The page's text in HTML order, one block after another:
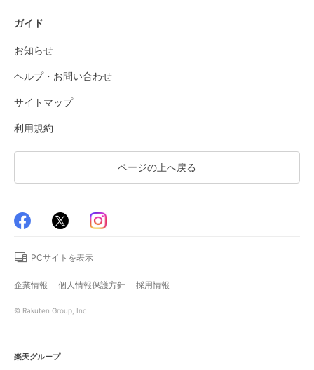
ガイド
お知らせ
ヘルプ・お問い合わせ
サイトマップ
利用規約
ページの上へ戻る
PCサイトを表示
企業情報 個人情報保護方針 採用情報
© Rakuten Group, Inc.
楽天グループ